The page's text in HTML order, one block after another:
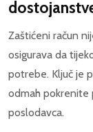
Zaštićeni račun
osigurava da
potrebe. Ključ je
odmah pokrenite
poslodavca.